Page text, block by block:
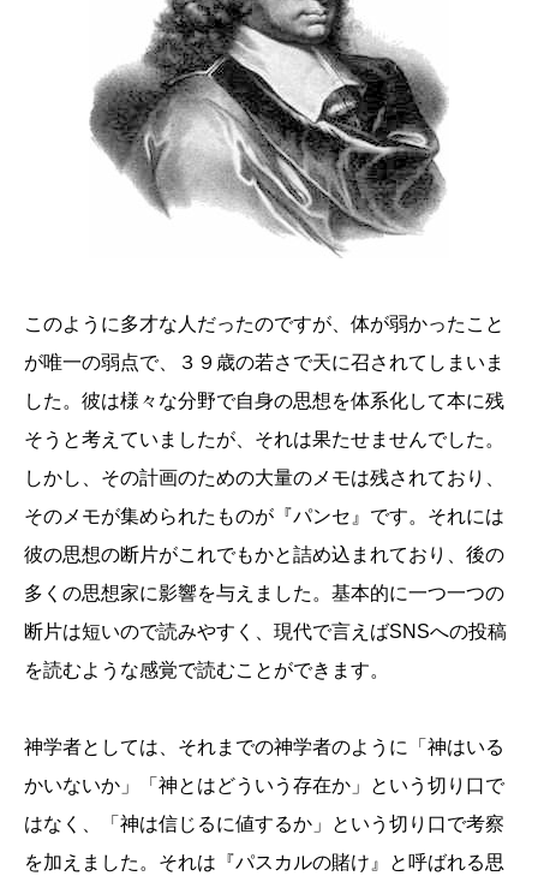
このように多才な人だったのですが、体が弱かったこと
が唯一の弱点で、３９歳の若さで天に召されてしまいま
した。彼は様々な分野で自身の思想を体系化して本に残
そうと考えていましたが、それは果たせませんでした。
しかし、その計画のための大量のメモは残されており、
そのメモが集められたものが『パンセ』です。それには
彼の思想の断片がこれでもかと詰め込まれており、後の
多くの思想家に影響を与えました。基本的に一つ一つの
断片は短いので読みやすく、現代で言えばSNSへの投稿
を読むような感覚で読むことができます。
神学者としては、それまでの神学者のように「神はいる
かいないか」「神とはどういう存在か」という切り口で
はなく、「神は信じるに値するか」という切り口で考察
を加えました。それは『パスカルの賭け』と呼ばれる思